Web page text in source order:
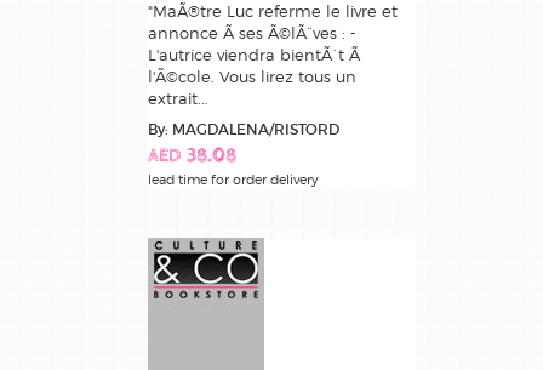
"MaÃ®tre Luc referme le livre et
annonce Ã ses Ã©lÃ¨ves : -
L'autrice viendra bientÃ´t Ã
l'Ã©cole. Vous lirez tous un
extrait...
By: MAGDALENA/RISTORD
AED 38.08
lead time for order delivery